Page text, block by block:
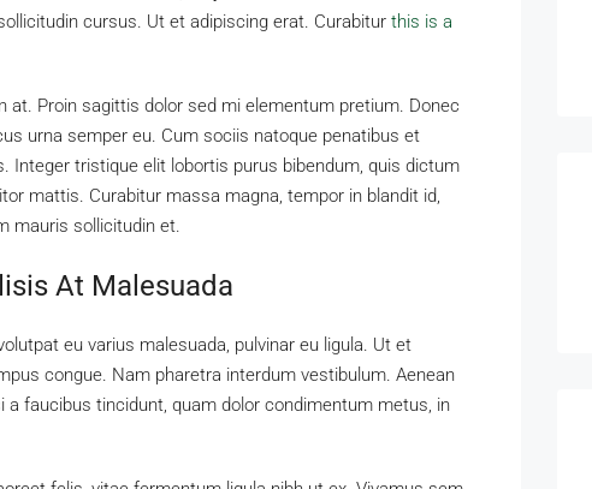
cursus. Ut et adipiscing erat. Curabitur this is a
at. Proin sagittis dolor sed mi elementum pretium. Donec
urna semper eu. Cum sociis natoque penatibus et
tristique elit lobortis purus bibendum, quis dictum
mattis. Curabitur massa magna, tempor in blandit id,
mauris sollicitudin et.
At Malesuada
eu varius malesuada, pulvinar eu ligula. Ut et
congue. Nam pharetra interdum vestibulum. Aenean
faucibus tincidunt, quam dolor condimentum metus, in